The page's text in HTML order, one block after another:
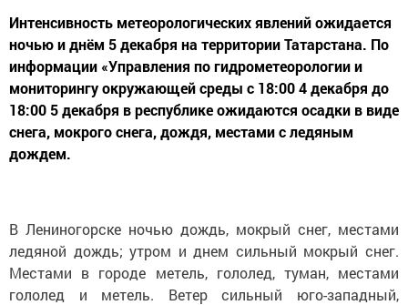
Интенсивность метеорологических явлений ожидается
ночью и днём 5 декабря на территории Татарстана. По
информации «Управления по гидрометеорологии и
мониторингу окружающей среды с 18:00 4 декабря до
18:00 5 декабря в республике ожидаются осадки в виде
снега, мокрого снега, дождя, местами с ледяным
дождем.
В Лениногорске ночью дождь, мокрый снег, местами
ледяной дождь; утром и днем сильный мокрый снег.
Местами в городе метель, гололед, туман, местами
гололед и метель. Ветер сильный юго-западный,